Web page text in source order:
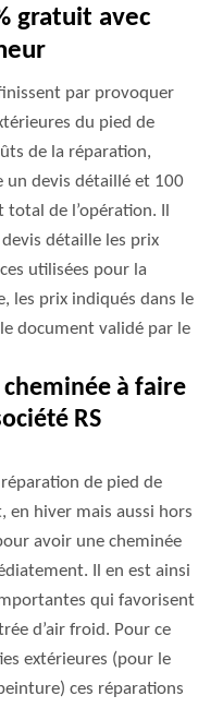
gratuit avec
par provoquer
du pied de
de la réparation,
un devis détaillé et 100
de l’opération. Il
détaille les prix
utilisées pour la
les prix indiqués dans le
document validé par le
à faire
RS
de pied de
en hiver mais aussi hors
avoir une cheminée
Il en est ainsi
qui favorisent
d’air froid. Pour ce
extérieures (pour le
ces réparations